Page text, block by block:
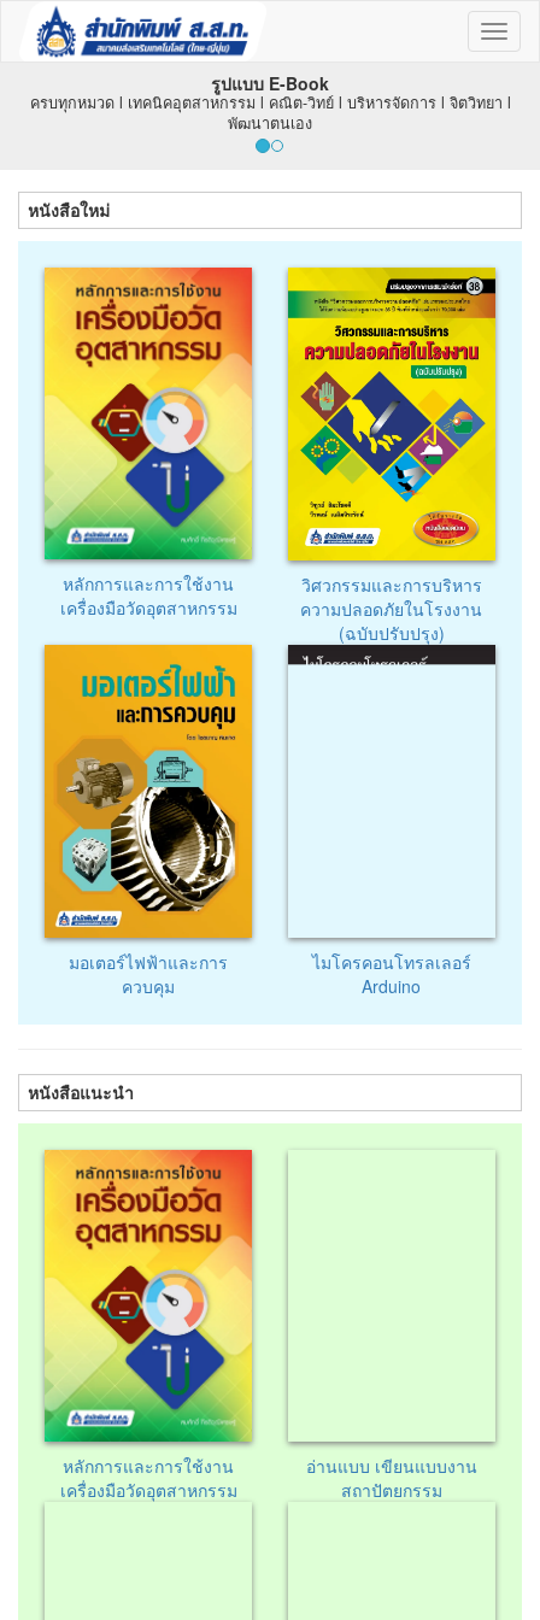
รูปแบบ E-Book
ครบทุกหมวด l เทคนิคอุตสาหกรรม l คณิต-วิทย์ l บริหารจัดการ l จิตวิทยา l
พัฒนาตนเอง
หนังสือใหม่
หลักการและการใช้งาน
เครื่องมือวัดอุตสาหกรรม
วิศวกรรมและการบริหาร
ความปลอดภัยในโรงงาน
(ฉบับปรับปรุง)
มอเตอร์ไฟฟ้าและการ
ควบคุม
ไมโครคอนโทรลเลอร์
Arduino
หนังสือแนะนำ
หลักการและการใช้งาน
เครื่องมือวัดอุตสาหกรรม
อ่านแบบ เขียนแบบงาน
สถาปัตยกรรม